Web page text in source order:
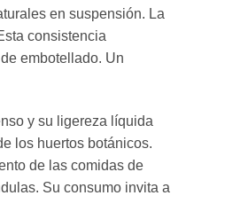
en suspensión. La
consistencia
embotellado. Un
y su ligereza líquida
los huertos botánicos.
de las comidas de
Su consumo invita a